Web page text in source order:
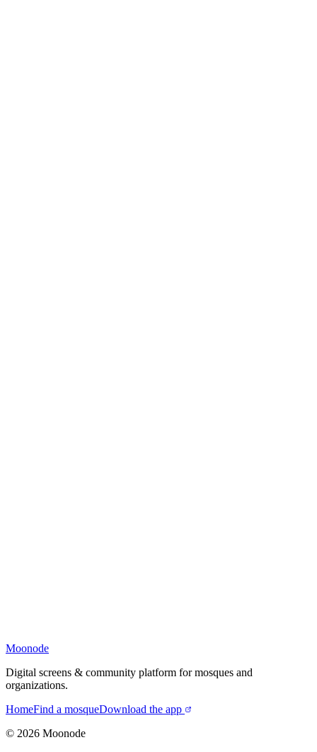
Moonode
Digital screens & community platform for mosques and
organizations.
HomeFind a mosqueDownload the app
© 2026 Moonode